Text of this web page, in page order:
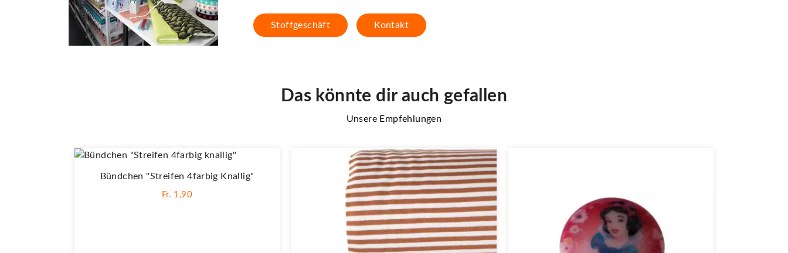
Stoffgeschäft Kontakt
Das könnte dir auch gefallen
Unsere Empfehlungen
Bündchen "Streifen 4farbig Knallig"
Fr. 1,90